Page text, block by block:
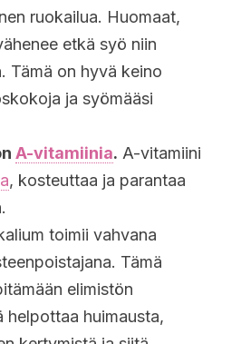
ruokailua. Huomaat,
etkä syö niin
Tämä on hyvä keino
ja syömääsi
A-vitamiinia. A-vitamiini
, kosteuttaa ja parantaa
toimii vahvana
Tämä
elimistön
helpottaa huimausta,